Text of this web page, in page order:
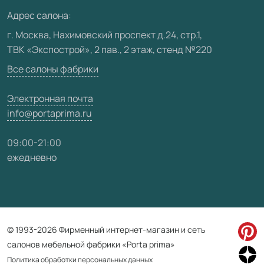
Видео
Карта сайта
Адрес салона:
г. Москва, Нахимовский проспект д.24, стр.1,
ТВК «Экспострой», 2 пав., 2 этаж, стенд №220
Все салоны фабрики
Электронная почта
info@portaprima.ru
09:00-21:00
ежедневно
© 1993-2026 Фирменный интернет-магазин и сеть
салонов мебельной фабрики «Porta prima»
Политика обработки персональных данных